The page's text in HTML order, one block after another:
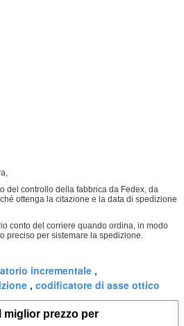
del controllo della fabbrica da Fedex, da
ottenga la citazione e la data di spedizione
conto del corriere quando ordina, in modo
preciso per sistemare la spedizione.
incrementale ,
, codificatore di asse ottico
miglior prezzo per